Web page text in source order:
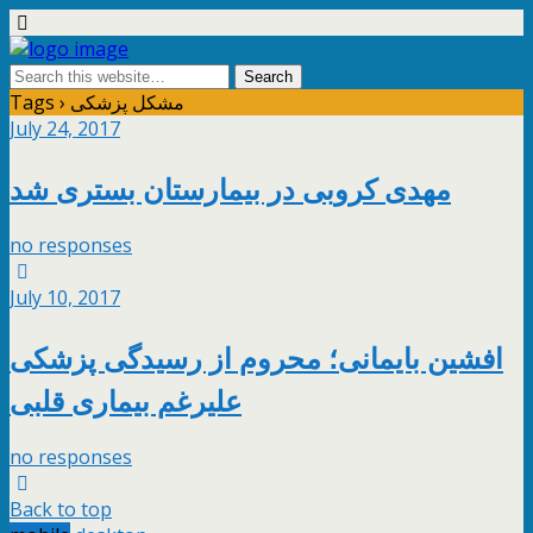
Tags › مشکل پزشکی
July 24, 2017
مهدی کروبی در بیمارستان بستری شد
no responses
July 10, 2017
افشین بایمانی؛ محروم از رسیدگی پزشکی
علیرغم بیماری قلبی
no responses
Back to top